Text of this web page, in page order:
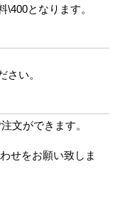
となります。
さい。
文ができます。
せをお願い致しま